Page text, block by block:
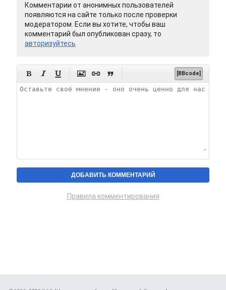
Комментарии от анонимных пользователей
появляются на сайте только после проверки
модератором. Если вы хотите, чтобы ваш
комментарий был опубликован сразу, то
авторизуйтесь
      [BBcode]
Правила комментирования